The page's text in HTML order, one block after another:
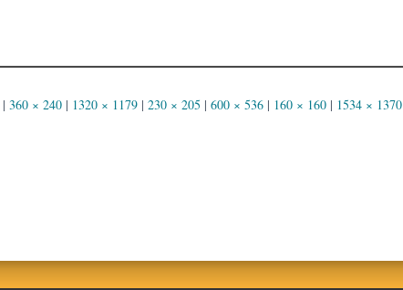
| 360 × 240 | 1320 × 1179 | 230 × 205 | 600 × 536 | 160 × 160 | 1534 × 1370